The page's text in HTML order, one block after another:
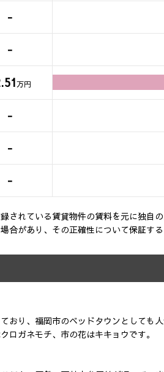
-
-
万円
-
-
-
されている賃貸物件の賃料を元に独自
合があり、その正確性について保証する
おり、福岡市のベッドタウンとしても
ロガネモチ、市の花はキキョウです。